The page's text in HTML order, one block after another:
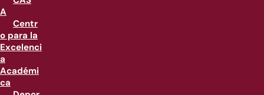
A
Centr
o para la
Excelenci
a
Académi
ca